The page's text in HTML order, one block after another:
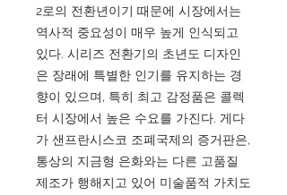
2로의 전환년이기 때문에 시장에서는
역사적 중요성이 매우 높게 인식되고
있다. 시리즈 전환기의 초년도 디자인
은 장래에 특별한 인기를 유지하는 경
향이 있으며, 특히 최고 감정품은 콜렉
터 시장에서 높은 수요를 가진다. 게다
가 샌프란시스코 조폐국제의 증거판은,
통상의 지금형 은화와는 다른 고품질
제조가 행해지고 있어 미술품적 가치도